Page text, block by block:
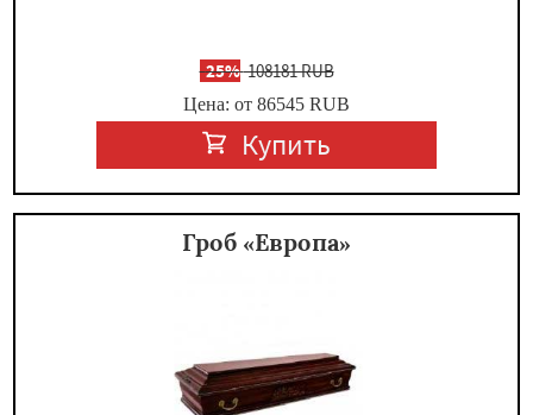
-25%108181 RUB
Цена: от 86545 RUB
Купить
Гроб «Европа»